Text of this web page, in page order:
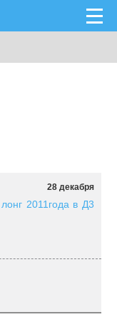
28 декабря
2011года в Д3